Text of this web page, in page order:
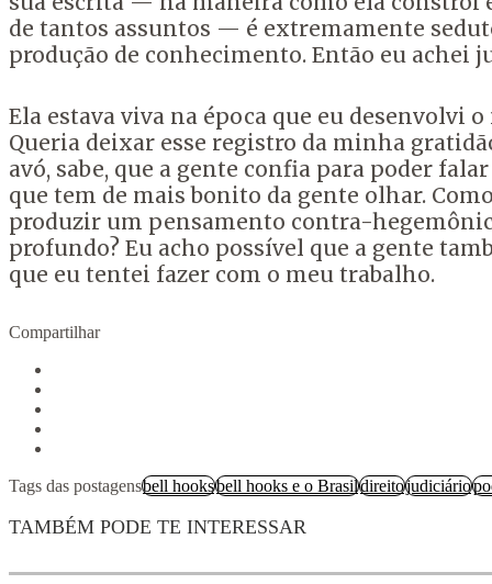
de tantos assuntos — é extremamente
produção de conhecimento. Então eu achei
Ela estava viva na época que eu desenvolvi
Queria deixar esse registro da minha
avó, sabe, que a gente confia para poder
que tem de mais bonito da gente olhar.
produzir um pensamento contra-
profundo? Eu acho possível que a gente
que eu tentei fazer com o meu trabalho.
Compartilhar
Tags das postagensbell hooksbell hooks e o Brasildireitojudiciário
TAMBÉM PODE TE INTERESSAR